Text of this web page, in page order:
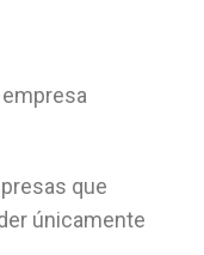
que
únicamente